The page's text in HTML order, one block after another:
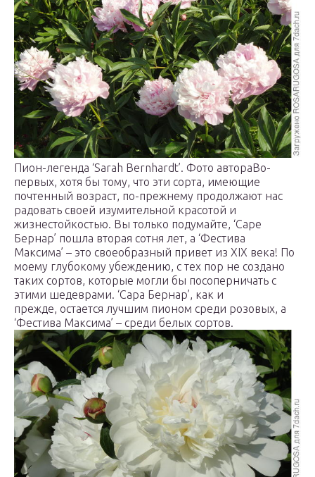
Пион-легенда ‘Sarah Bernhardt’. Фото автораВо-
первых, хотя бы тому, что эти сорта, имеющие
почтенный возраст, по-прежнему продолжают нас
радовать своей изумительной красотой и
жизнестойкостью. Вы только подумайте, ‘Саре
Бернар’ пошла вторая сотня лет, а ‘Фестива
Максима’ – это своеобразный привет из XIX века! По
моему глубокому убеждению, с тех пор не создано
таких сортов, которые могли бы посоперничать с
этими шедеврами. ‘Сара Бернар’, как и
прежде, остается лучшим пионом среди розовых, а
‘Фестива Максима’ – среди белых сортов.